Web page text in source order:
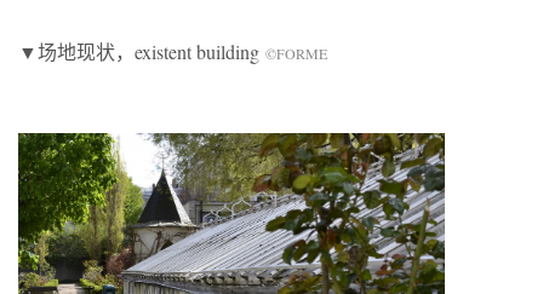
▼场地现状，existent building ©FORME